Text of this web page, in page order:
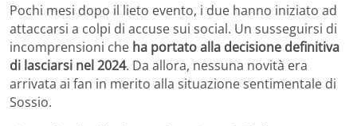
Pochi mesi dopo il lieto evento, i due hanno iniziato ad
attaccarsi a colpi di accuse sui social. Un susseguirsi di
incomprensioni che ha portato alla decisione definitiva
di lasciarsi nel 2024. Da allora, nessuna novità era
arrivata ai fan in merito alla situazione sentimentale di
Sossio.